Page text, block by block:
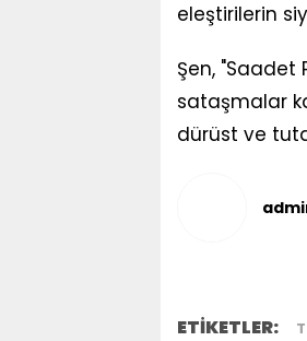
eleştirilerin
Şen, "Saadet
sataşmalar
dürüst ve
ETİKETLER: